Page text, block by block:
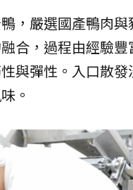
，嚴選國產鴨肉與
合，過程由經驗豐
與彈性。入口散發
。